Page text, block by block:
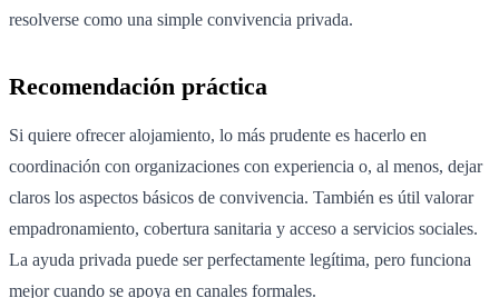
resolverse como una simple convivencia privada.
Recomendación práctica
Si quiere ofrecer alojamiento, lo más prudente es hacerlo en
coordinación con organizaciones con experiencia o, al menos, dejar
claros los aspectos básicos de convivencia. También es útil valorar
empadronamiento, cobertura sanitaria y acceso a servicios sociales.
La ayuda privada puede ser perfectamente legítima, pero funciona
mejor cuando se apoya en canales formales.